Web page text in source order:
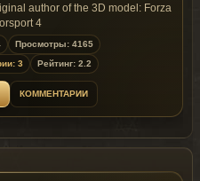
interior
glass
\ dlc.rpf \ x64 \ levels \ gta5 \
author of the 3D model: Forza
4
& Converted to GTA4 by:
Email: 1242033146@qq.com
Big Bear chaopao Aige Wja
Augustboiboi Martin_xpl
support all features of the
Просмотры: 4165
3
Рейтинг: 2.2
КОММЕНТАРИИ